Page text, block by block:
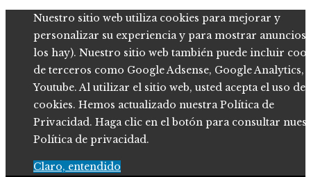
Nuestro sitio web utiliza cookies para mejorar y
personalizar su experiencia y para mostrar anuncios
los hay). Nuestro sitio web también puede incluir
de terceros como Google Adsense, Google Analytics,
Youtube. Al utilizar el sitio web, usted acepta el uso de
cookies. Hemos actualizado nuestra Política de
Privacidad. Haga clic en el botón para consultar
Política de privacidad.
Claro, entendido